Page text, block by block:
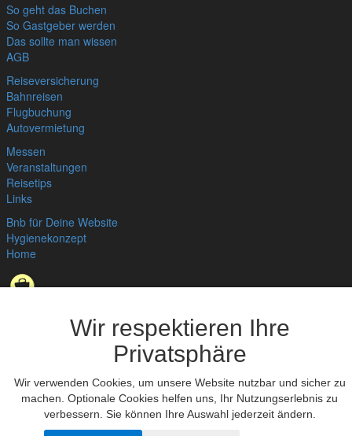
Wir respektieren Ihre
Privatsphäre
Wir verwenden Cookies, um unsere Website nutzbar und sicher zu
machen. Optionale Cookies helfen uns, Ihr Nutzungserlebnis zu
verbessern. Sie können Ihre Auswahl jederzeit ändern.
So geht das Buchen
So Gastgeber werden
Das sollte man wissen
AGB
Reiseversicherung
Bahnreisen
Flugbuchung
Autovermietung
Messen
Veranstaltungen
Reisetips
Links
Bnb für Deine Website
Hygienekonzept
Home